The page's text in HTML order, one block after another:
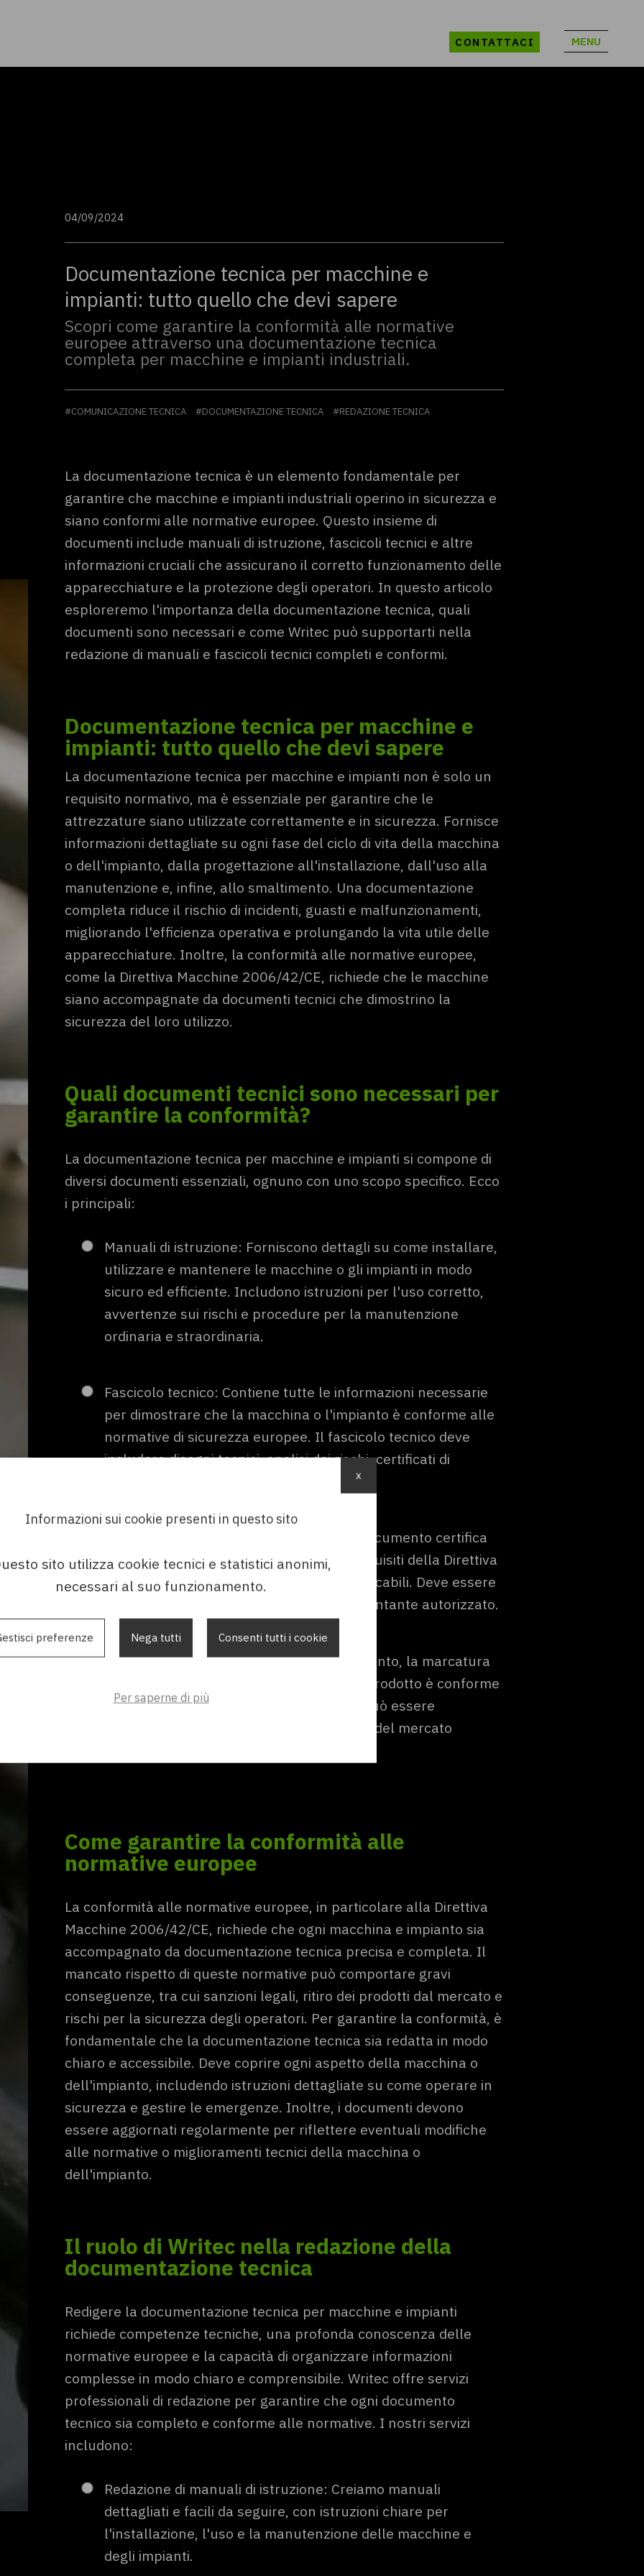
CONTATTACI MENU
04/09/2024
Documentazione tecnica per macchine e
impianti: tutto quello che devi sapere
Scopri come garantire la conformità alle normative
europee attraverso una documentazione tecnica
completa per macchine e impianti industriali.
#COMUNICAZIONE TECNICA #DOCUMENTAZIONE TECNICA #REDAZIONE TECNICA
La documentazione tecnica è un elemento fondamentale per
garantire che macchine e impianti industriali operino in sicurezza e
siano conformi alle normative europee. Questo insieme di
documenti include manuali di istruzione, fascicoli tecnici e altre
informazioni cruciali che assicurano il corretto funzionamento delle
apparecchiature e la protezione degli operatori. In questo articolo
esploreremo l'importanza della documentazione tecnica, quali
documenti sono necessari e come Writec può supportarti nella
redazione di manuali e fascicoli tecnici completi e conformi.
Documentazione tecnica per macchine e
impianti: tutto quello che devi sapere
La documentazione tecnica per macchine e impianti non è solo un
requisito normativo, ma è essenziale per garantire che le
attrezzature siano utilizzate correttamente e in sicurezza. Fornisce
informazioni dettagliate su ogni fase del ciclo di vita della macchina
o dell'impianto, dalla progettazione all'installazione, dall'uso alla
manutenzione e, infine, allo smaltimento. Una documentazione
completa riduce il rischio di incidenti, guasti e malfunzionamenti,
migliorando l'efficienza operativa e prolungando la vita utile delle
apparecchiature. Inoltre, la conformità alle normative europee,
come la Direttiva Macchine 2006/42/CE, richiede che le macchine
siano accompagnate da documenti tecnici che dimostrino la
sicurezza del loro utilizzo.
Quali documenti tecnici sono necessari per
garantire la conformità?
La documentazione tecnica per macchine e impianti si compone di
diversi documenti essenziali, ognuno con uno scopo specifico. Ecco
i principali:
Manuali di istruzione: Forniscono dettagli su come installare,
utilizzare e mantenere le macchine o gli impianti in modo
sicuro ed efficiente. Includono istruzioni per l'uso corretto,
avvertenze sui rischi e procedure per la manutenzione
ordinaria e straordinaria.
Fascicolo tecnico: Contiene tutte le informazioni necessarie
per dimostrare che la macchina o l'impianto è conforme alle
normative di sicurezza europee. Il fascicolo tecnico deve
includere disegni tecnici, analisi dei rischi, certificati di
Dichiarazione di conformità CE: Questo documento certifica
che la macchina o l'impianto rispetta i requisiti della Direttiva
Macchine e altre normative europee applicabili. Deve essere
redatto dal produttore o dal suo rappresentante autorizzato.
Marcatura CE: Anche se non è un documento, la marcatura
CE è un simbolo visibile che indica che il prodotto è conforme
ai requisiti delle direttive europee e che può essere
commercializzato liberamente all'interno del mercato
Come garantire la conformità alle
normative europee
La conformità alle normative europee, in particolare alla Direttiva
Macchine 2006/42/CE, richiede che ogni macchina e impianto sia
accompagnato da documentazione tecnica precisa e completa. Il
mancato rispetto di queste normative può comportare gravi
conseguenze, tra cui sanzioni legali, ritiro dei prodotti dal mercato e
rischi per la sicurezza degli operatori. Per garantire la conformità, è
fondamentale che la documentazione tecnica sia redatta in modo
chiaro e accessibile. Deve coprire ogni aspetto della macchina o
dell'impianto, includendo istruzioni dettagliate su come operare in
sicurezza e gestire le emergenze. Inoltre, i documenti devono
essere aggiornati regolarmente per riflettere eventuali modifiche
alle normative o miglioramenti tecnici della macchina o
dell'impianto.
Il ruolo di Writec nella redazione della
documentazione tecnica
Redigere la documentazione tecnica per macchine e impianti
richiede competenze tecniche, una profonda conoscenza delle
normative europee e la capacità di organizzare informazioni
complesse in modo chiaro e comprensibile. Writec offre servizi
professionali di redazione per garantire che ogni documento
tecnico sia completo e conforme alle normative. I nostri servizi
includono:
Redazione di manuali di istruzione: Creiamo manuali
dettagliati e facili da seguire, con istruzioni chiare per
l'installazione, l'uso e la manutenzione delle macchine e
degli impianti.
Informazioni sui cookie presenti in questo sito
sito utilizza cookie tecnici e statistici anonimi,
necessari al suo funzionamento.
preferenze Nega tutti Consenti tutti i cookie
Per saperne di più
x